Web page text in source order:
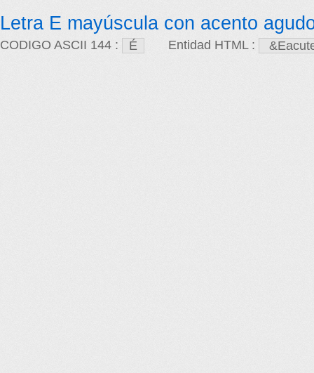
Letra E mayúscula con acento
CODIGO ASCII 144 : Entidad HTML :